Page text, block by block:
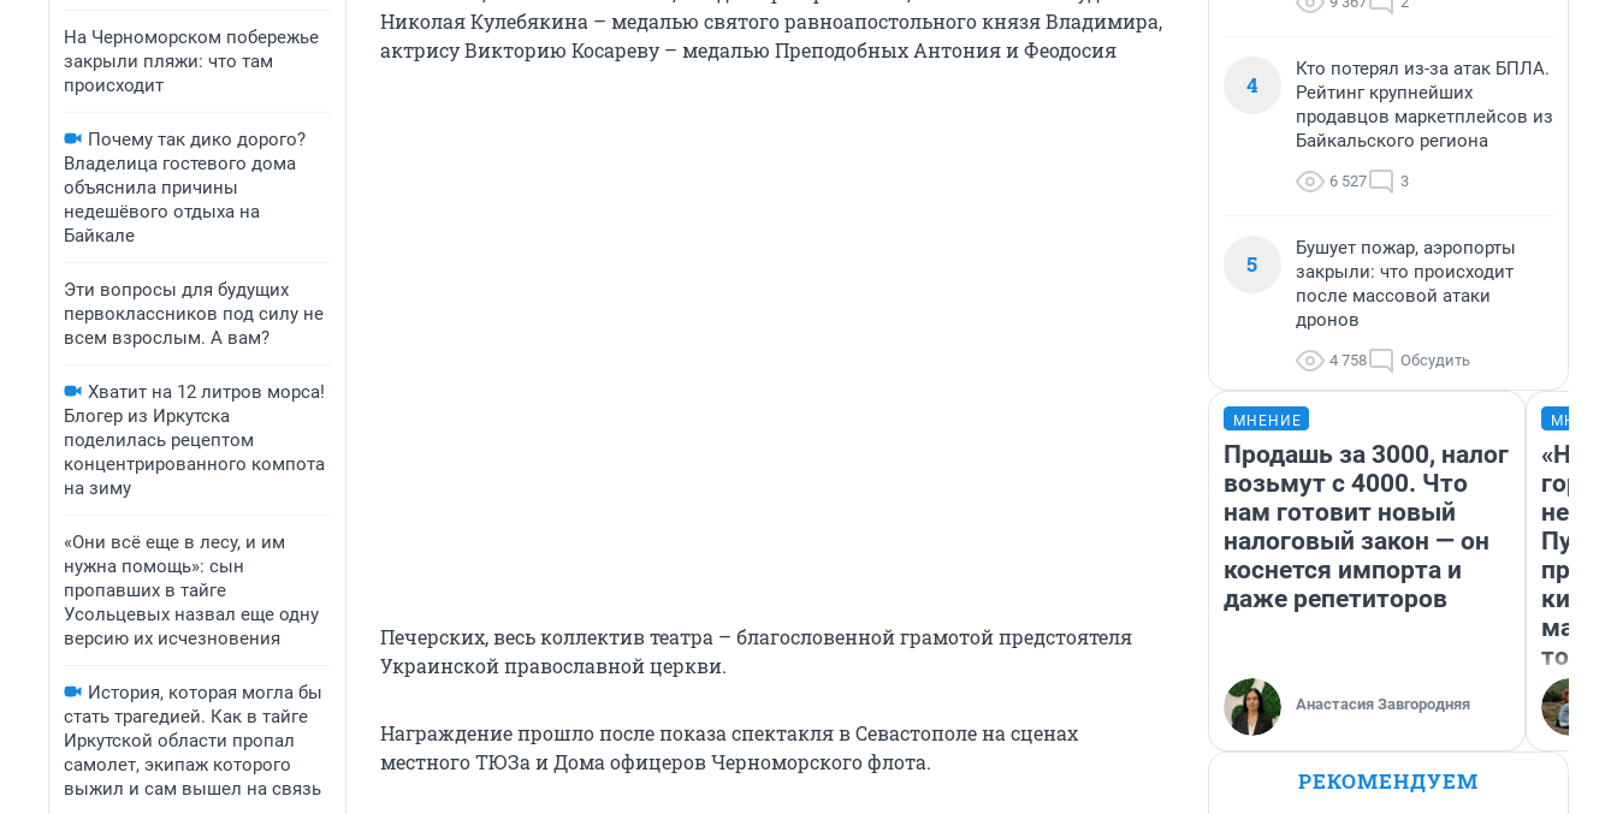
На Черноморском побережье
закрыли пляжи: что там
происходит
Почему так дико дорого?
Владелица гостевого дома
объяснила причины
недешёвого отдыха на
Байкале
Эти вопросы для будущих
первоклассников под силу не
всем взрослым. А вам?
Хватит на 12 литров морса!
Блогер из Иркутска
поделилась рецептом
концентрированного компота
на зиму
«Они всё еще в лесу, и им
нужна помощь»: сын
пропавших в тайге
Усольцевых назвал еще одну
версию их исчезновения
История, которая могла бы
стать трагедией. Как в тайге
Иркутской области пропал
самолет, экипаж которого
выжил и сам вышел на связь
Николая Кулебякина – медалью святого равноапостольного князя Владимира,
актрису Викторию Косареву – медалью Преподобных Антония и Феодосия
Печерских, весь коллектив театра – благословенной грамотой предстоятеля
Украинской православной церкви.
Награждение прошло после показа спектакля в Севастополе на сценах
местного ТЮЗа и Дома офицеров Черноморского флота.
4
Кто потерял из-за атак БПЛА.
Рейтинг крупнейших
продавцов маркетплейсов из
Байкальского региона
6 527 3
5
Бушует пожар, аэропорты
закрыли: что происходит
после массовой атаки
дронов
4 758 Обсудить
МНЕНИЕ
Продашь за 3000, налог
возьмут с 4000. Что
нам готовит новый
налоговый закон — он
коснется импорта и
даже репетиторов
Анастасия Завгородняя
«Нет
того
РЕКОМЕНДУЕМ